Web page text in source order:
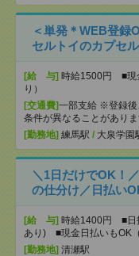
＜単発＊WEB登録
セルトイのカプセ
[給 与] 時給1500円 ■現
り）
[交通費]一部支給 ※登録後
条件が異なることがあり
[勤務地] 練馬駅 / 大泉学園
＼1日だけでOK！
の仕分け／日払い
[給 与] 時給1400円 ■日
あり) ■現金日払いもOK（
[勤務地] 清瀬駅